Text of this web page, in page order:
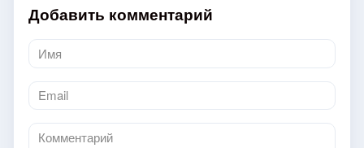
Добавить комментарий
Имя
*
Email
*
Комментарий